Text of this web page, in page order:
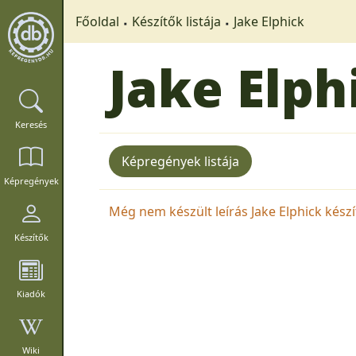
Keresés
Képregények
Készítők
Kiadók
Wiki
Főoldal Készítők listája Jake Elphick
Jake
Képregények listája
Még nem készült leírás Jake Elphick